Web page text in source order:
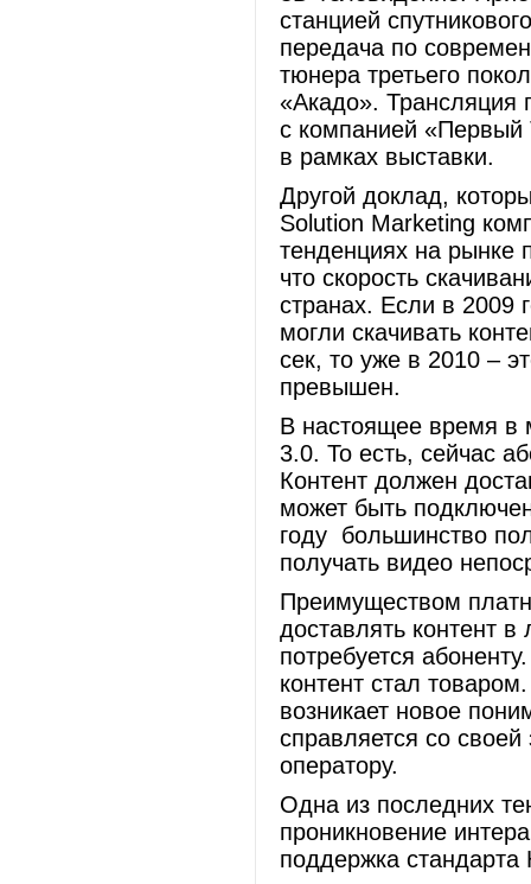
станцией
передача по
тюнера третьего
«Акадо». Трансляция
с компанией
в рамках выставки.
Другой доклад,
Solution Marketing
тенденциях на рынке
что скорость
странах. Если в 2009
могли скачивать
сек, то уже в 2010 –
превышен.
В настоящее время в
3.0. То есть, сейчас
Контент должен
может быть
году большинство
получать видео
Преимуществом
доставлять контент
потребуется
контент стал
возникает новое
справляется со
оператору.
Одна из последних
проникновение
поддержка стандарта